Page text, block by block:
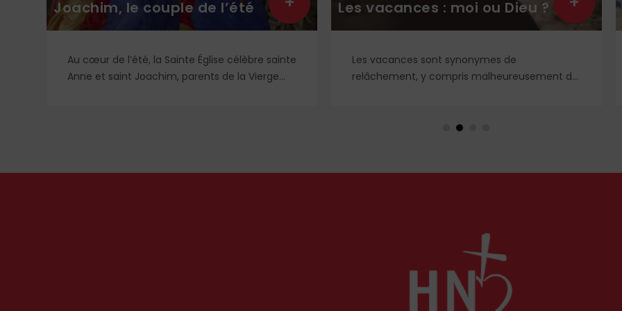
Joachim, le couple de l’été
Au cœur de l’été, la Sainte Église célèbre sainte
Anne et saint Joachim, parents de la Vierge
Les vacances : moi ou Dieu ?
Les vacances sont synonymes de
relâchement, y compris malheureusement de
le Cœur sacré de Jésus, celui que nous ne
chanoine Michael McCowen (icrsp).